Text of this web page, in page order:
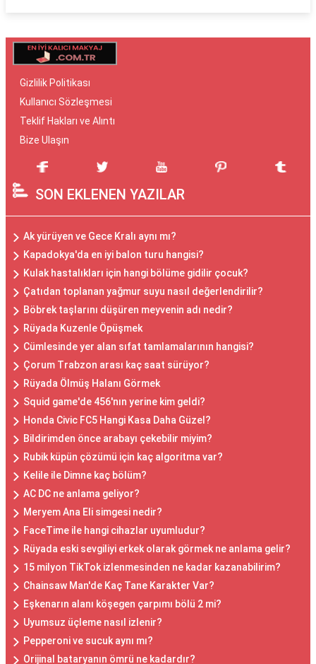
Gizlilik Politikası
Kullanıcı Sözleşmesi
Teklif Hakları ve Alıntı
Bize Ulaşın
SON EKLENEN YAZILAR
Ak yürüyen ve Gece Kralı aynı mı?
Kapadokya'da en iyi balon turu hangisi?
Kulak hastalıkları için hangi bölüme gidilir çocuk?
Çatıdan toplanan yağmur suyu nasıl değerlendirilir?
Böbrek taşlarını düşüren meyvenin adı nedir?
Rüyada Kuzenle Öpüşmek
Cümlesinde yer alan sıfat tamlamalarının hangisi?
Çorum Trabzon arası kaç saat sürüyor?
Rüyada Ölmüş Halanı Görmek
Squid game'de 456'nın yerine kim geldi?
Honda Civic FC5 Hangi Kasa Daha Güzel?
Bildirimden önce arabayı çekebilir miyim?
Rubik küpün çözümü için kaç algoritma var?
Kelile ile Dimne kaç bölüm?
AC DC ne anlama geliyor?
Meryem Ana Eli simgesi nedir?
FaceTime ile hangi cihazlar uyumludur?
Rüyada eski sevgiliyi erkek olarak görmek ne anlama gelir?
15 milyon TikTok izlenmesinden ne kadar kazanabilirim?
Chainsaw Man'de Kaç Tane Karakter Var?
Eşkenarın alanı köşegen çarpımı bölü 2 mi?
Uyumsuz üçleme nasıl izlenir?
Pepperoni ve sucuk aynı mı?
Orijinal bataryanın ömrü ne kadardır?